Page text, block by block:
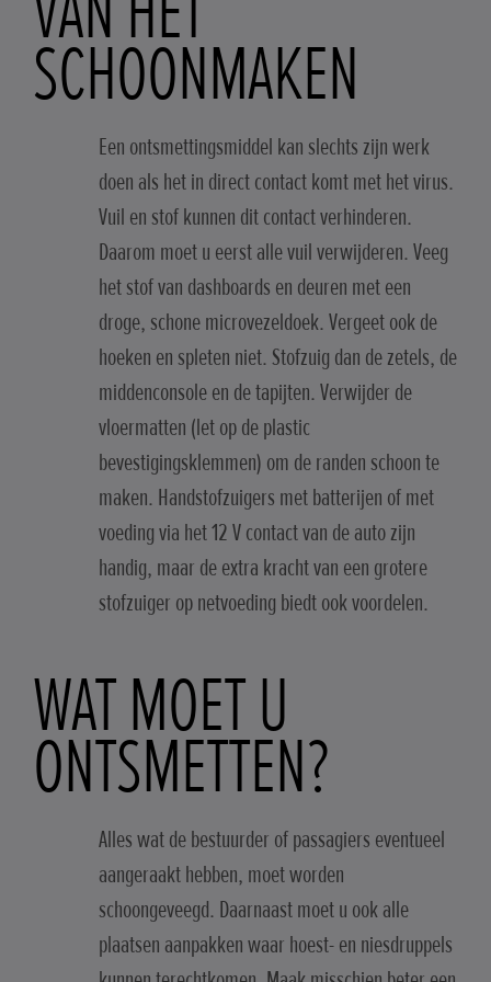
SCHOONMAKEN
Een ontsmettingsmiddel kan slechts zijn werk
doen als het in direct contact komt met het virus.
Vuil en stof kunnen dit contact verhinderen.
Daarom moet u eerst alle vuil verwijderen. Veeg
het stof van dashboards en deuren met een
droge, schone microvezeldoek. Vergeet ook de
hoeken en spleten niet. Stofzuig dan de zetels, de
middenconsole en de tapijten. Verwijder de
vloermatten (let op de plastic
bevestigingsklemmen) om de randen schoon te
maken. Handstofzuigers met batterijen of met
voeding via het 12 V contact van de auto zijn
handig, maar de extra kracht van een grotere
stofzuiger op netvoeding biedt ook voordelen.
WAT MOET U
ONTSMETTEN?
Alles wat de bestuurder of passagiers eventueel
aangeraakt hebben, moet worden
schoongeveegd. Daarnaast moet u ook alle
plaatsen aanpakken waar hoest- en niesdruppels